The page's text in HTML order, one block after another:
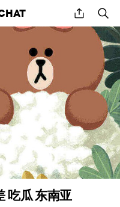
share
吃瓜 东南亚